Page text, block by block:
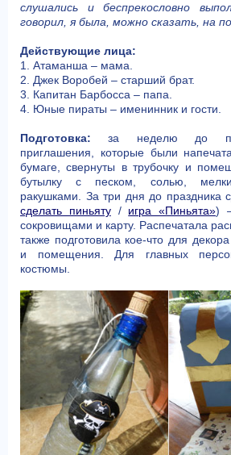
слушались и беспрекословно
говорил, я была, можно сказать, на
Действующие лица:
1. Атаманша – мама.
2. Джек Воробей – старший брат.
3. Капитан Барбосса – папа.
4. Юные пираты – именинник и гости.
Подготовка: за неделю до
приглашения, которые были
бумаге, свернуты в трубочку и
бутылку с песком, солью,
ракушками. За три дня до праздника
сделать пиньяту/ игра «Пиньята»)
сокровищами и карту. Распечатала
также подготовила кое-что для
и помещения. Для главных
костюмы.